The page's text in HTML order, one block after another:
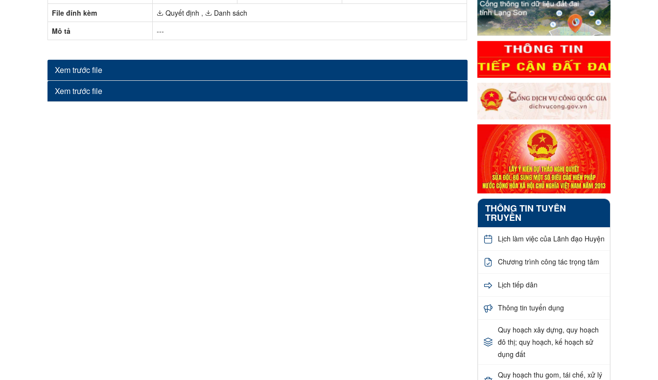
File đính kèm
Quyết định ,
Danh sách
Mô tả
---
Xem trước file
Xem trước file
THÔNG TIN TUYÊN
TRUYỀN
Lịch làm việc của Lãnh đạo Huyện
Chương trình công tác trọng tâm
Lịch tiếp dân
Thông tin tuyển dụng
Quy hoạch xây dựng, quy hoạch
đô thị; quy hoạch, kế hoạch sử
dụng đất
Quy hoạch thu gom, tái chế, xử lý